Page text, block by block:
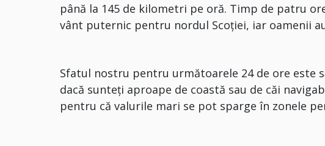
până la 145 de kilometri pe oră. Timp de patru
vânt puternic pentru nordul Scoţiei, iar oamenii
Sfatul nostru pentru următoarele 24 de ore este
dacă sunteţi aproape de coastă sau de căi
pentru că valurile mari se pot sparge în zonele